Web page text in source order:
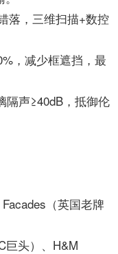
落，三维扫描+数控
，减少框遮挡，最
隔声≥40dB，抵御伦
（英国老牌
巨头）、H&M